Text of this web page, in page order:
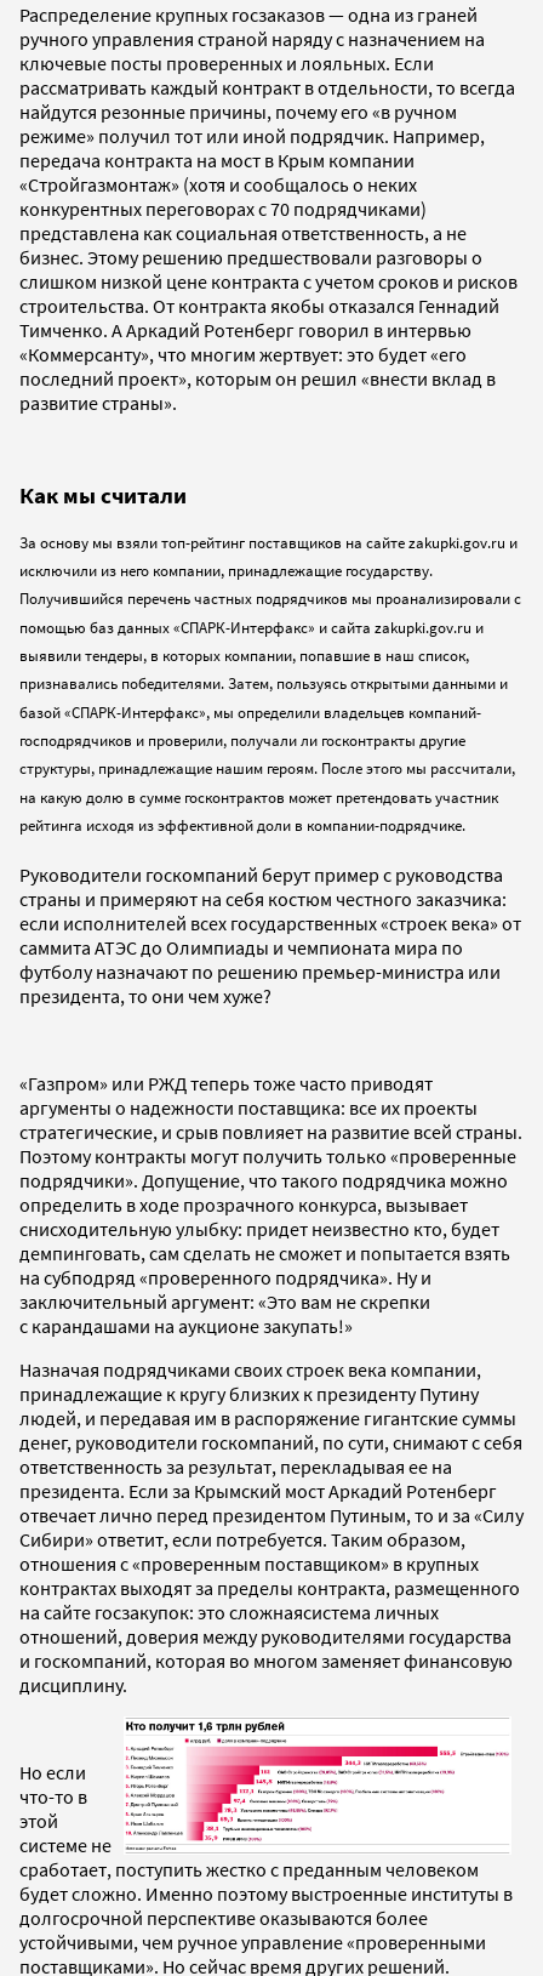
Распределение крупных госзаказов — одна из граней
ручного управления страной наряду с назначением на
ключевые посты проверенных и лояльных. Если
рассматривать каждый контракт в отдельности, то всегда
найдутся резонные причины, почему его «в ручном
режиме» получил тот или иной подрядчик. Например,
передача контракта на мост в Крым компании
«Стройгазмонтаж» (хотя и сообщалось о неких
конкурентных переговорах с 70 подрядчиками)
представлена как социальная ответственность, а не
бизнес. Этому решению предшествовали разговоры о
слишком низкой цене контракта с учетом сроков и рисков
строительства. От контракта якобы отказался Геннадий
Тимченко. А Аркадий Ротенберг говорил в интервью
«Коммерсанту», что многим жертвует: это будет «его
последний проект», которым он решил «внести вклад в
развитие страны».
Как мы считали
За основу мы взяли топ-рейтинг поставщиков на сайте zakupki.gov.ru и
исключили из него компании, принадлежащие государству.
Получившийся перечень частных подрядчиков мы проанализировали с
помощью баз данных «СПАРК-Интерфакс» и сайта zakupki.gov.ru и
выявили тендеры, в которых компании, попавшие в наш список,
признавались победителями. Затем, пользуясь открытыми данными и
базой «СПАРК-Интерфакс», мы определили владельцев компаний-
господрядчиков и проверили, получали ли госконтракты другие
структуры, принадлежащие нашим героям. После этого мы рассчитали,
на какую долю в сумме госконтрактов может претендовать участник
рейтинга исходя из эффективной доли в компании-подрядчике.
Руководители госкомпаний берут пример с руководства
страны и примеряют на себя костюм честного заказчика:
если исполнителей всех государственных «строек века» от
саммита АТЭС до Олимпиады и чемпионата мира по
футболу назначают по решению премьер-министра или
президента, то они чем хуже?
«Газпром» или РЖД теперь тоже часто приводят
аргументы о надежности поставщика: все их проекты
стратегические, и срыв повлияет на развитие всей страны.
Поэтому контракты могут получить только «проверенные
подрядчики». Допущение, что такого подрядчика можно
определить в ходе прозрачного конкурса, вызывает
снисходительную улыбку: придет неизвестно кто, будет
демпинговать, сам сделать не сможет и попытается взять
на субподряд «проверенного подрядчика». Ну и
заключительный аргумент: «Это вам не скрепки
с карандашами на аукционе закупать!»
Назначая подрядчиками своих строек века компании,
принадлежащие к кругу близких к президенту Путину
людей, и передавая им в распоряжение гигантские суммы
денег, руководители госкомпаний, по сути, снимают с себя
ответственность за результат, перекладывая ее на
президента. Если за Крымский мост Аркадий Ротенберг
отвечает лично перед президентом Путиным, то и за «Силу
Сибири» ответит, если потребуется. Таким образом,
отношения с «проверенным поставщиком» в крупных
контрактах выходят за пределы контракта, размещенного
на сайте госзакупок: это сложнаясистема личных
отношений, доверия между руководителями государства
и госкомпаний, которая во многом заменяет финансовую
дисциплину.
Но если
что-то в
этой
системе не
сработает, поступить жестко с преданным человеком
будет сложно. Именно поэтому выстроенные институты в
долгосрочной перспективе оказываются более
устойчивыми, чем ручное управление «проверенными
поставщиками». Но сейчас время других решений.